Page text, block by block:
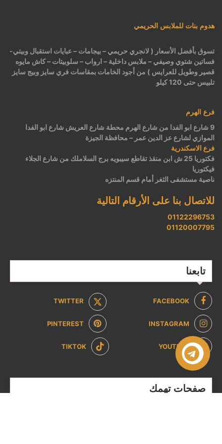
هدوم بنات للملابس الحريمي
تسوق بأفضل الأسعار ( لانجري حريمي – بيجامات – عبايات استقبال وبيتي-
فساتين شتوي وصيفي – ملابس داخلية – ارواب – سلوبيتات – كاش مايوه
قصير وطويل للعرايس ) من أجود الخامات بمقاسات فري سايز وبيج سايز
تلبيس حتى 120 كيلو
فرع الهرم
9 شارع ابو الفدا من شارع الهرم محطة شارع العريش شارع ابو الفدا
الموازي لشارع عز الدين عمر – محافظة الجيزة
فرع الاسكندرية
فكتوريا 25 ش ابن منقذ تقاطع سيبويه برج السلاملك من شارع الجلاء
فيكتوريا
ناصية مستشفى الثغر أمام قسم المنتزه
للاتصال بنا على الأرقام التالية
01122296753
01120007795
تابعنا
FACEBOOK
TWITTER
INSTAGRAM
PINTEREST
YOUTUBE
TIKTOK
صفحات تهمك